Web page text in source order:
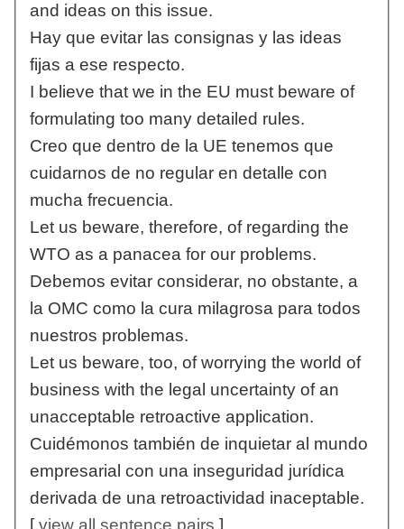
and ideas on this issue.
Hay que evitar las consignas y las ideas
fijas a ese respecto.
I believe that we in the EU must beware of
formulating too many detailed rules.
Creo que dentro de la UE tenemos que
cuidarnos de no regular en detalle con
mucha frecuencia.
Let us beware, therefore, of regarding the
WTO as a panacea for our problems.
Debemos evitar considerar, no obstante, a
la OMC como la cura milagrosa para todos
nuestros problemas.
Let us beware, too, of worrying the world of
business with the legal uncertainty of an
unacceptable retroactive application.
Cuidémonos también de inquietar al mundo
empresarial con una inseguridad jurídica
derivada de una retroactividad inaceptable.
[view all sentence pairs ]